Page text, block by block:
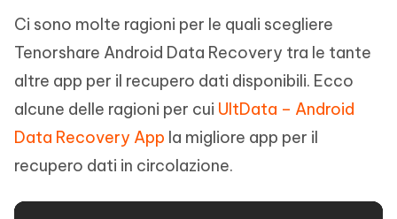
Ci sono molte ragioni per le quali scegliere
Tenorshare Android Data Recovery tra le tante
altre app per il recupero dati disponibili. Ecco
alcune delle ragioni per cui UltData – Android
Data Recovery App la migliore app per il
recupero dati in circolazione.